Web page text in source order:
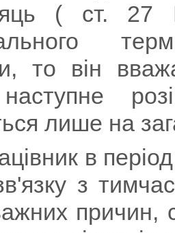
( ст. 27
то він
лише на
в
з
причин,